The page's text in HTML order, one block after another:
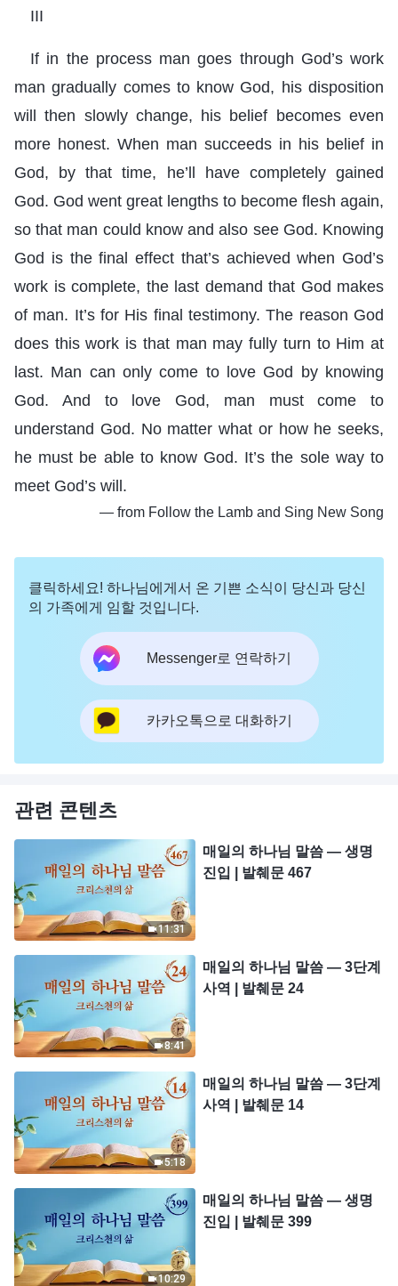
III
If in the process man goes through God’s work
man gradually comes to know God, his disposition
will then slowly change, his belief becomes even
more honest. When man succeeds in his belief in
God, by that time, he’ll have completely gained
God. God went great lengths to become flesh again,
so that man could know and also see God. Knowing
God is the final effect that’s achieved when God’s
work is complete, the last demand that God makes
of man. It’s for His final testimony. The reason God
does this work is that man may fully turn to Him at
last. Man can only come to love God by knowing
God. And to love God, man must come to
understand God. No matter what or how he seeks,
he must be able to know God. It’s the sole way to
meet God’s will.
― from Follow the Lamb and Sing New Song
클릭하세요! 하나님에게서 온 기쁜 소식이 당신과 당신
의 가족에게 임할 것입니다.
Messenger로 연락하기
카카오톡으로 대화하기
관련 콘텐츠
11:31
매일의 하나님 말씀 ― 생명
진입 | 발췌문 467
8:41
매일의 하나님 말씀 ― 3단계
사역 | 발췌문 24
5:18
매일의 하나님 말씀 ― 3단계
사역 | 발췌문 14
10:29
매일의 하나님 말씀 ― 생명
진입 | 발췌문 399